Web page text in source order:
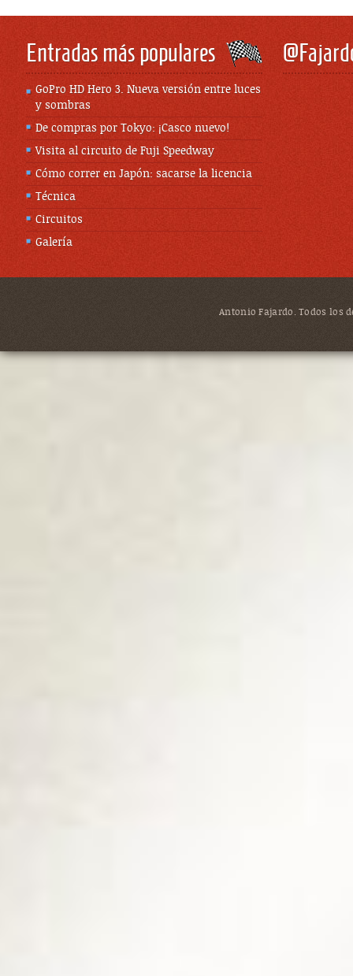
Entradas más populares
GoPro HD Hero 3. Nueva versión entre luces
y sombras
De compras por Tokyo: ¡Casco nuevo!
Visita al circuito de Fuji Speedway
Cómo correr en Japón: sacarse la licencia
Técnica
Circuitos
Galería
Antonio Fajardo. Todos los